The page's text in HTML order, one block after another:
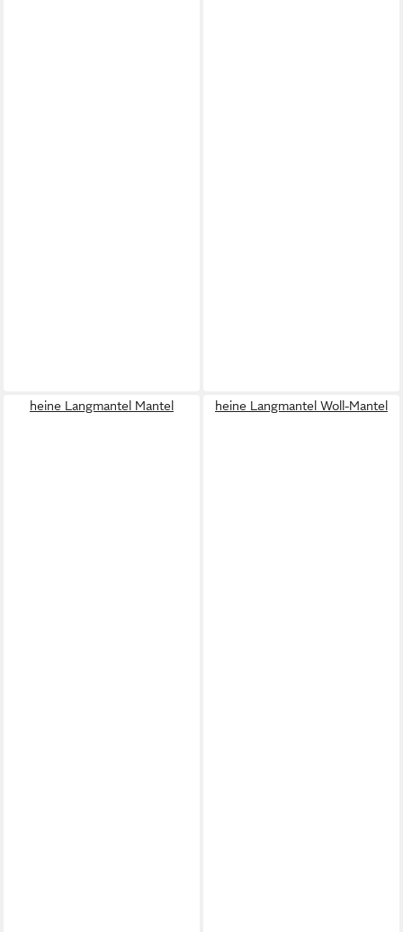
heine Langmantel Mantel heine Langmantel Woll-Mantel